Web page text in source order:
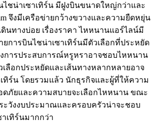
ไชน่าเซาเทิร์น มีฝูงบินขนาดใหญ่กว่าและ
จึงมีเครือข่ายกว้างขวางและความยืดหยุ่น
นทางบ่อย เรื่องราคา ไหหนานแอร์ไลน์มี
ยการบินไชน่าเซาเทิร์นมีตัวเลือกที่ประหยัด
การประสบการณ์หรูหราอาจชอบไหหนาน
ลือกประหยัดและเส้นทางหลากหลายอาจ
ทิร์น โดยรวมแล้ว นักธุรกิจและผู้ที่ให้ความ
ภัยและความสบายจะเลือกไหหนาน ขณะ
ะวังงบประมาณและครอบครัวน่าจะชอบ
เทิร์นมากกว่า